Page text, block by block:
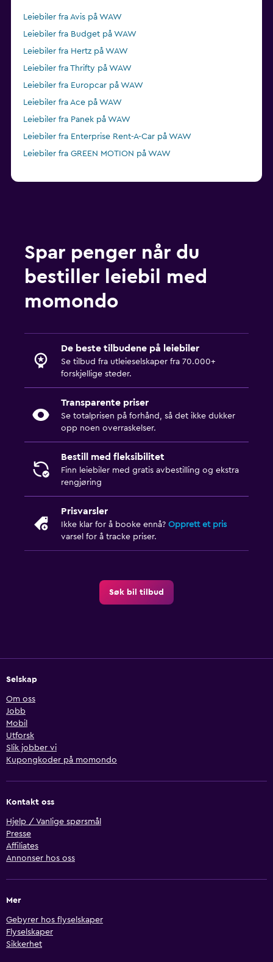
Leiebiler fra Avis på WAW
Leiebiler fra Budget på WAW
Leiebiler fra Hertz på WAW
Leiebiler fra Thrifty på WAW
Leiebiler fra Europcar på WAW
Leiebiler fra Ace på WAW
Leiebiler fra Panek på WAW
Leiebiler fra Enterprise Rent-A-Car på WAW
Leiebiler fra GREEN MOTION på WAW
Spar penger når du
bestiller leiebil med
momondo
De beste tilbudene på leiebiler
Se tilbud fra utleieselskaper fra 70.000+
forskjellige steder.
Transparente priser
Se totalprisen på forhånd, så det ikke dukker
opp noen overraskelser.
Bestill med fleksibilitet
Finn leiebiler med gratis avbestilling og ekstra
rengjøring
Prisvarsler
Ikke klar for å booke ennå? Opprett et pris
varsel for å tracke priser.
Søk bil tilbud
Selskap
Om oss
Jobb
Mobil
Utforsk
Slik jobber vi
Kupongkoder på momondo
Kontakt oss
Hjelp / Vanlige spørsmål
Presse
Affiliates
Annonser hos oss
Mer
Gebyrer hos flyselskaper
Flyselskaper
Sikkerhet